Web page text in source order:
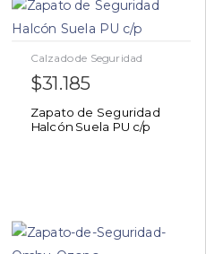
Calzado de Seguridad
$31.185
Zapato de Seguridad
Halcón Suela PU c/p